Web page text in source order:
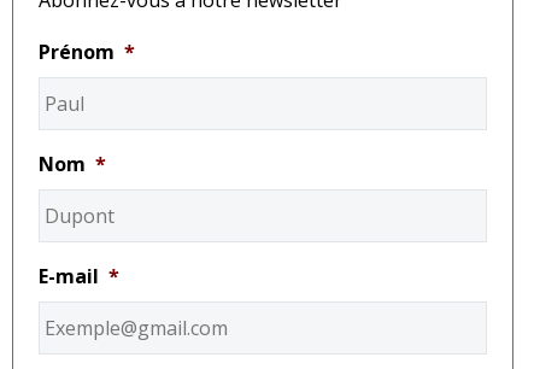
Prénom *
Nom *
E-mail *